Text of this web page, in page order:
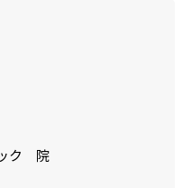
ク 院